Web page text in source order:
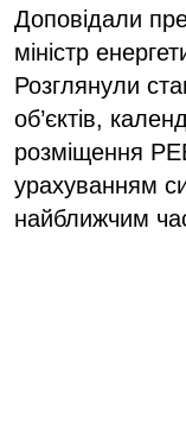
Доповідали
міністр
Розглянули
об’єктів,
розміщення
урахуванням
найближчим